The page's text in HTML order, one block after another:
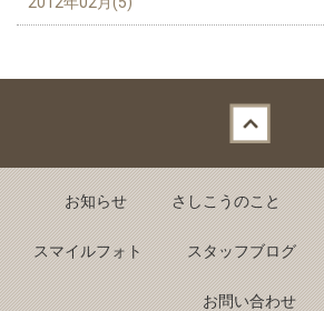
お知らせ さしこうのこと
スマイルフォト スタッフブログ
お問い合わせ